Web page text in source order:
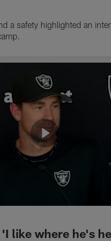
a safety highlighted an
like where he's